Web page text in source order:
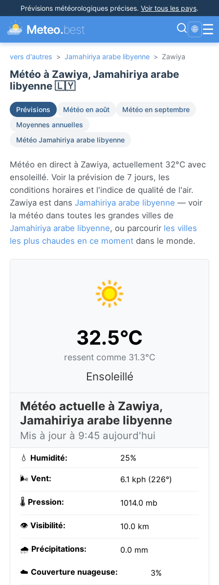
Prévisions météorologiques précises. Voir tous les pays.
Meteo.best 🌐 ☰
vers d'autres > Jamahiriya arabe libyenne > Zawiya
Météo à Zawiya, Jamahiriya arabe
libyenne 🇱🇾
Prévisions Météo en août
Météo en septembre
Moyennes annuelles
Météo Jamahiriya arabe libyenne
Météo en direct à Zawiya, actuellement 32°C avec
ensoleillé. Voir la prévision de 7 jours, les
conditions horaires et l'indice de qualité de l'air.
Zawiya est dans Jamahiriya arabe libyenne — voir
la météo dans toutes les grandes villes de
Jamahiriya arabe libyenne, ou parcourir les villes
les plus chaudes en ce moment dans le monde.
32.5°C
ressent comme 31.3°C
Ensoleillé
Météo actuelle à Zawiya,
Jamahiriya arabe libyenne
Mis à jour à 9:45 aujourd'hui
💧 Humidité: 25%
🌬️ Vent: 6.1 kph (226°)
🌡️ Pression: 1014.0 mb
👁️ Visibilité: 10.0 km
🌧️ Précipitations: 0.0 mm
☁️ Couverture nuageuse: 3%